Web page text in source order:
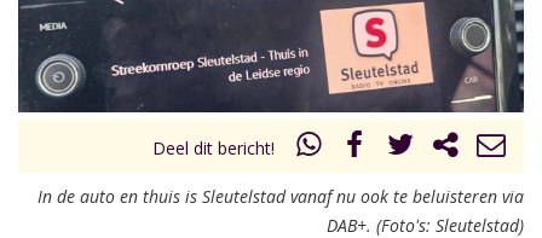
Deel dit bericht!
In de auto en thuis is Sleutelstad vanaf nu ook te beluisteren via
DAB+. (Foto's: Sleutelstad)